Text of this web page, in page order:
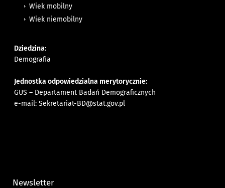
Wiek mobilny
Wiek niemobilny
Dziedzina:
Demografia
Jednostka odpowiedzialna merytorycznie:
GUS – Departament Badań Demograficznych
e-mail:Sekretariat-BD@stat.gov.pl
Newsletter